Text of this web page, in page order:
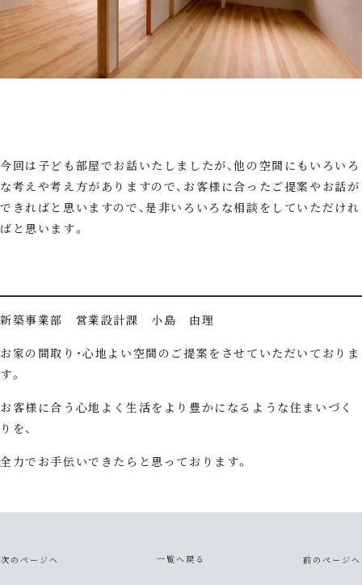
今回は子ども部屋でお話いたしましたが、他の空間にもいろいろ
な考えや考え方がありますので、お客様に合ったご提案やお話が
できればと思いますので、是非いろいろな相談をしていただけれ
ばと思います。
新築事業部 営業設計課 小島 由理
お家の間取り・心地よい空間のご提案をさせていただいておりま
す。
お客様に合う心地よく生活をより豊かになるような住まいづく
りを、
全力でお手伝いできたらと思っております。
次のページへ 一覧へ戻る 前のページへ